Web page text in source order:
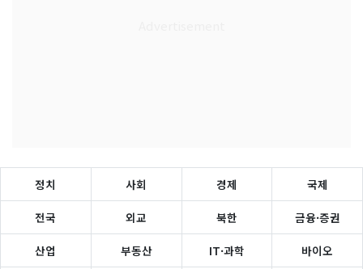
정치 사회 경제 국제
전국 외교 북한 금융·증권
산업 부동산 IT·과학 바이오